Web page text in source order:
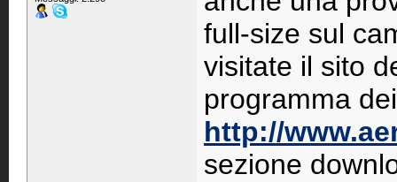
full-size sul
visitate il sito
programma
http://
sezione